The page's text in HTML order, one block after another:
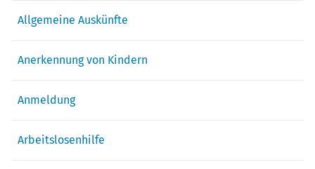
Allgemeine Auskünfte
Anerkennung von Kindern
Anmeldung
Arbeitslosenhilfe